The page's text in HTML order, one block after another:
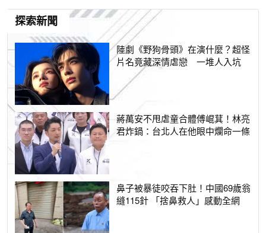
探索新聞
陸劇《野狗骨頭》在演什麼？超怪
片名竟藏深情虐戀 一堆人入坑
蔣萬安不甩虐童合體傅崐萁！林亮
君炸鍋：台北人在他眼中爛命一條
鼻子被暴徒咬吞下肚！中國69歲翁
縫115針 「捨鼻救人」感動全網